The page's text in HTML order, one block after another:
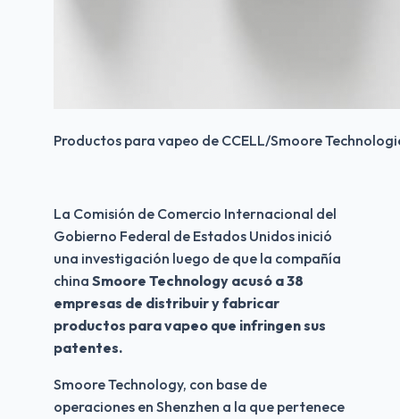
Productos para vapeo de CCELL/Smoore
La Comisión de Comercio Internacional del
Gobierno Federal de Estados Unidos inició
una investigación luego de que la compañía
china Smoore Technology acusó a 38
empresas de distribuir y fabricar
productos para vapeo que infringen sus
patentes.
Smoore Technology, con base de